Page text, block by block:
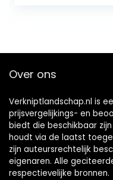
Over ons
Verkniptlandschap.nl is
prijsvergelijkings- en
biedt die beschikbaar
houdt via de laatst
zijn auteursrechtelijk
eigenaren. Alle
respectievelijke bronnen.